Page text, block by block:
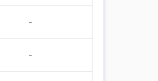
-
-